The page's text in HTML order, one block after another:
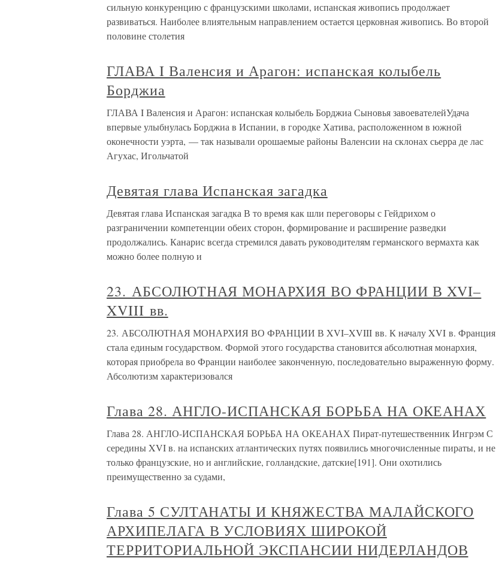
сильную конкуренцию с французскими школами, испанская живопись продолжает
развиваться. Наиболее влиятельным направлением остается церковная живопись. Во второй
половине столетия
ГЛАВА I Валенсия и Арагон: испанская колыбель
Борджиа
ГЛАВА I Валенсия и Арагон: испанская колыбель Борджиа Сыновья завоевателейУдача
впервые улыбнулась Борджиа в Испании, в городке Хатива, расположенном в южной
оконечности уэрта, — так называли орошаемые районы Валенсии на склонах сьерра де лас
Агухас, Игольчатой
Девятая глава Испанская загадка
Девятая глава Испанская загадка В то время как шли переговоры с Гейдрихом о
разграничении компетенции обеих сторон, формирование и расширение разведки
продолжались. Канарис всегда стремился давать руководителям германского вермахта как
можно более полную и
23. АБСОЛЮТНАЯ МОНАРХИЯ ВО ФРАНЦИИ В XVI–
XVIII вв.
23. АБСОЛЮТНАЯ МОНАРХИЯ ВО ФРАНЦИИ В XVI–XVIII вв. К началу XVI в. Франция
стала единым государством. Формой этого государства становится абсолютная монархия,
которая приобрела во Франции наиболее законченную, последовательно выраженную форму.
Абсолютизм характеризовался
Глава 28. АНГЛО-ИСПАНСКАЯ БОРЬБА НА ОКЕАНАХ
Глава 28. АНГЛО-ИСПАНСКАЯ БОРЬБА НА ОКЕАНАХ Пират-путешественник Ингрэм С
середины XVI в. на испанских атлантических путях появились многочисленные пираты, и не
только французские, но и английские, голландские, датские[191]. Они охотились
преимущественно за судами,
Глава 5 СУЛТАНАТЫ И КНЯЖЕСТВА МАЛАЙСКОГО
АРХИПЕЛАГА В УСЛОВИЯХ ШИРОКОЙ
ТЕРРИТОРИАЛЬНОЙ ЭКСПАНСИИ НИДЕРЛАНДОВ